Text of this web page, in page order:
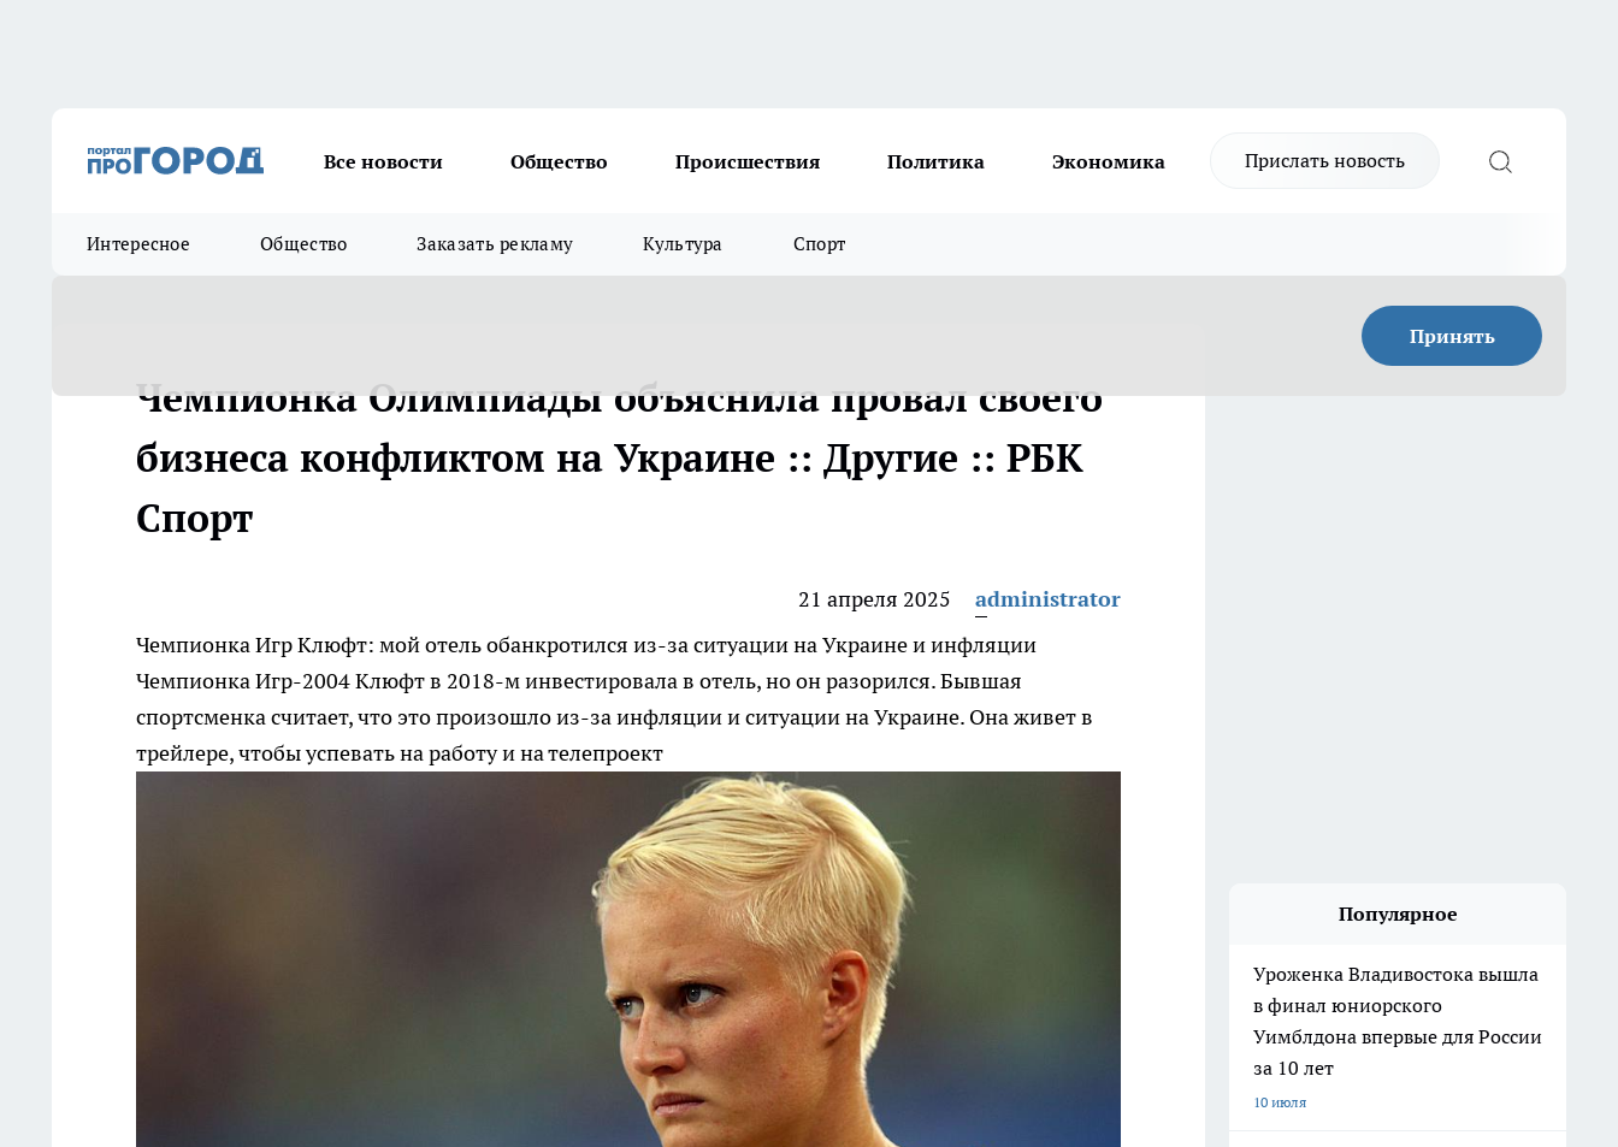
Все новости Общество Происшествия Политика Экономика Прислать новость
Интересное Общество Заказать рекламу Культура Спорт
Принять
Чемпионка Олимпиады объяснила провал своего
бизнеса конфликтом на Украине :: Другие :: РБК
Спорт
21 апреля 2025
administrator
Чемпионка Игр Клюфт: мой отель обанкротился из-за ситуации на Украине и инфляции
Чемпионка Игр-2004 Клюфт в 2018-м инвестировала в отель, но он разорился. Бывшая
спортсменка считает, что это произошло из-за инфляции и ситуации на Украине. Она живет в
трейлере, чтобы успевать на работу и на телепроект
Популярное
Уроженка Владивостока вышла
в финал юниорского
Уимблдона впервые для России
за 10 лет
10 июля